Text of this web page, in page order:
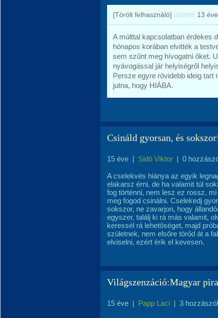
[Törölt felhasználó] üzente 13 éve
A múlttal kapcsolatban érdekes
hónapos korában elvitték a
sem szűnt meg hívogatni őket.
nyávogással jár helyiségről
Persze egyre rövidebb ideig
jutna, hogy HIÁBA.
Csináld gyorsan, és
15 éve | Sidó Viktor | 0
A cselekvés hiánya az egyik
elakarsz érni, de ha valamit túl
fog történni, nem lesz ez rossz,
meg fogod csinálni. Cselekedj
sokszor, ne zavarjon, hogy
egyszer, találj ki rá más valamit,
keressél rá lehetőséget, majd
születnek, nem elsőre törőd át a
elviselni, ezért érik el kevesen.
Világszenzáció:Magyar
15 éve | Papp Laci | 3